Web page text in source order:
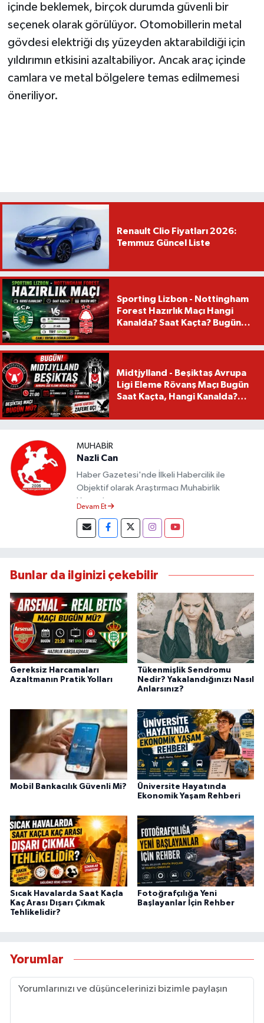
içinde beklemek, birçok durumda güvenli bir
seçenek olarak görülüyor. Otomobillerin metal
gövdesi elektriği dış yüzeyden aktarabildiği için
yıldırımın etkisini azaltabiliyor. Ancak araç içinde
camlara ve metal bölgelere temas edilmemesi
öneriliyor.
Renault Clio Fiyatları 2026:
Temmuz Güncel Liste
Sporting Lizbon - Nottingham
Forest Hazırlık Maçı Hangi
Kanalda? Saat Kaçta? Bugün
Midtjylland - Beşiktaş Avrupa
Ligi Eleme Rövanş Maçı Bugün
Saat Kaçta, Hangi Kanalda?
MUHABIR
Nazli Can
Haber Gazetesi'nde İlkeli Habercilik ile
Objektif olarak Araştırmacı Muhabirlik
Yapmaktayım.
Devam Et
Bunlar da ilginizi çekebilir
Gereksiz Harcamaları
Azaltmanın Pratik Yolları
Tükenmişlik Sendromu
Nedir? Yakalandığınızı Nasıl
Anlarsınız?
Mobil Bankacılık Güvenli Mi?
Üniversite Hayatında
Ekonomik Yaşam Rehberi
Sıcak Havalarda Saat Kaçla
Kaç Arası Dışarı Çıkmak
Tehlikelidir?
Fotoğrafçılığa Yeni
Başlayanlar İçin Rehber
Yorumlar